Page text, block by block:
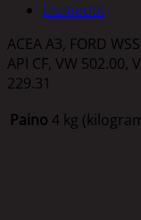
Lisätiedot
ACEA A3, FORD
API CF, VW 502.00,
229.31
Paino 4 kg